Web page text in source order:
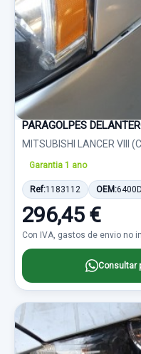
PARAGOLPES
MITSUBISHI LANCER VIII
Garantia 1 ano
Ref:1183112 OEM:
296,45 €
Con IVA, gastos de envio no
Consultar